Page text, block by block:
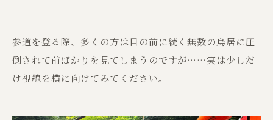
参道を登る際、多くの方は目の前に続く無数の鳥居に圧
倒されて前ばかりを見てしまうのですが……実は少しだ
け視線を横に向けてみてください。